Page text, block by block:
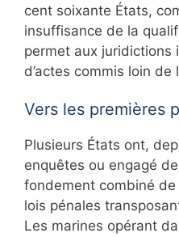
cent soixante États,
insuffisance de la
permet aux juridictions
d’actes commis loin de
Vers les premières
Plusieurs États ont,
enquêtes ou engagé
fondement combiné
lois pénales
Les marines opérant